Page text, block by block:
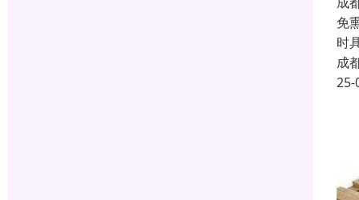
免
时
成
25-